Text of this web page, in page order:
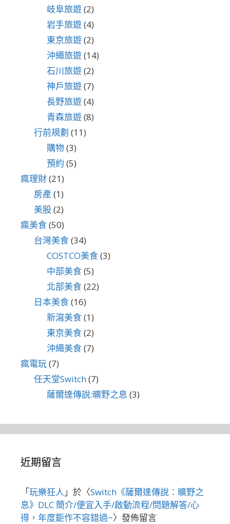
岐阜旅遊(2)
岩手旅遊(4)
東京旅遊(2)
沖繩旅遊(14)
石川旅遊(2)
神戶旅遊(7)
長野旅遊(4)
青森旅遊(8)
行前規劃 (11)
購物(3)
預約 (5)
瘋理財(21)
房產 (1)
美股(2)
瘋美食(50)
台灣美食(34)
COSTCO美食(3)
中部美食(5)
北部美食(22)
日本美食(16)
新瀉美食(1)
東京美食(2)
沖繩美食(7)
瘋電玩(7)
任天堂Switch(7)
薩爾達傳說:曠野之息 (3)
近期留言
「玩樂狂人 」於〈Switch《薩爾達傳說：曠野之
息》DLC 簡介/便宜入手/啟動流程/問題解答/心
得，年度鉅作不容錯過~〉發佈留言